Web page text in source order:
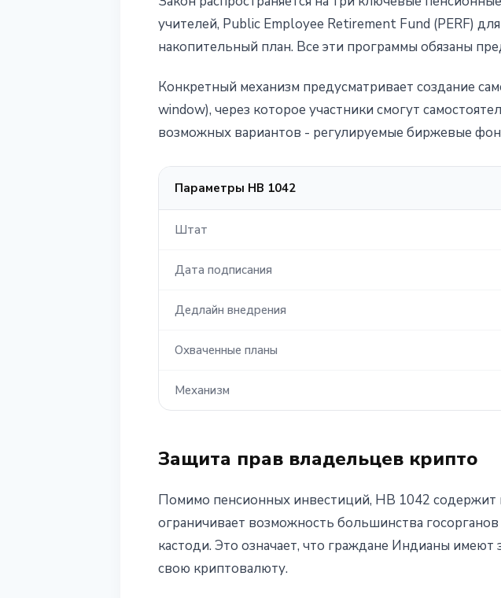
учителей, Public Employee Retirement Fund (PERF)
накопительный план. Все эти программы обязаны
Конкретный механизм предусматривает создание
window), через которое участники смогут
возможных вариантов - регулируемые биржевые
Параметры HB 1042
Штат
Дата подписания
Дедлайн внедрения
Охваченные планы
Механизм
Защита прав владельцев крипто
Помимо пенсионных инвестиций, HB 1042
ограничивает возможность большинства
кастоди. Это означает, что граждане Индианы
свою криптовалюту.